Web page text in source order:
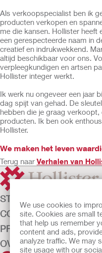
We use cookies to
site. Cookies are small
that help us remember
content and ads,
analyze traffic. We may
site usage with our
Als verkoopspecialist ben ik
producten verkopen en
me die kansen. Hollister heeft
een gerespecteerde naam in
creatief en indrukwekkend.
altijd beschikbaar voor ons.
verpleegkundigen en artsen
Hollister integer werkt.
Ik werk nu ongeveer een jaar
dag spijt van gehad. De
hebben die je graag
producten. Ik ben ook
Hollister.
We maken het leven
Terug naar Verhalen van
STOMAZORG
CONTINENTIEZORG
PRODUCTEN
OVER ONS